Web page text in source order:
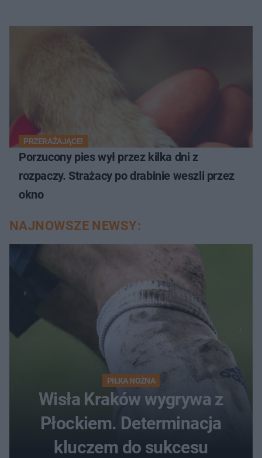
PRZERAŻAJĄCE!
Porzucony pies wył przez kilka dni z
rozpaczy. Strażacy po drabinie weszli przez
okno
NAJNOWSZE NEWSY:
PIŁKA NOŻNA
Wisła Kraków wygrywa z
Płockiem. Determinacja
kluczem do sukcesu